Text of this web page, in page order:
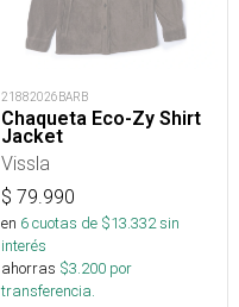
21882026BARB
Chaqueta Eco-Zy Shirt
Jacket
Vissla
$ 79.990
en 6cuotas de $13.332sin
interés
ahorras $3.200 por
transferencia.